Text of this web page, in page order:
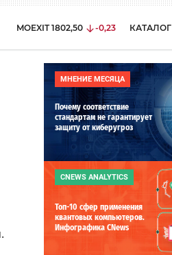
MOEXIT 1802,50 -0,23 КАТАЛОГ
МНЕНИЕ МЕСЯЦА
Почему соответствие
стандартам не гарантирует
защиту от киберугроз
CNEWS ANALYTICS
Топ-10 сфер применения
квантовых компьютеров.
Инфографика CNews